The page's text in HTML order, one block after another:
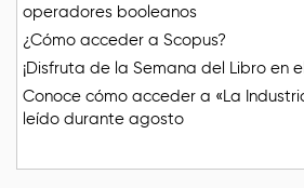
operadores booleanos
¿Cómo acceder a Scopus?
¡Disfruta de la Semana del Libro en
Conoce cómo acceder a «La
leído durante agosto